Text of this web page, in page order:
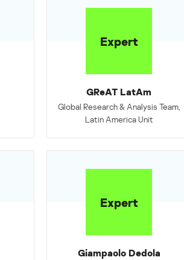
Expert
GReAT LatAm
Global Research & Analysis Team,
Latin America Unit
Expert
Giampaolo Dedola